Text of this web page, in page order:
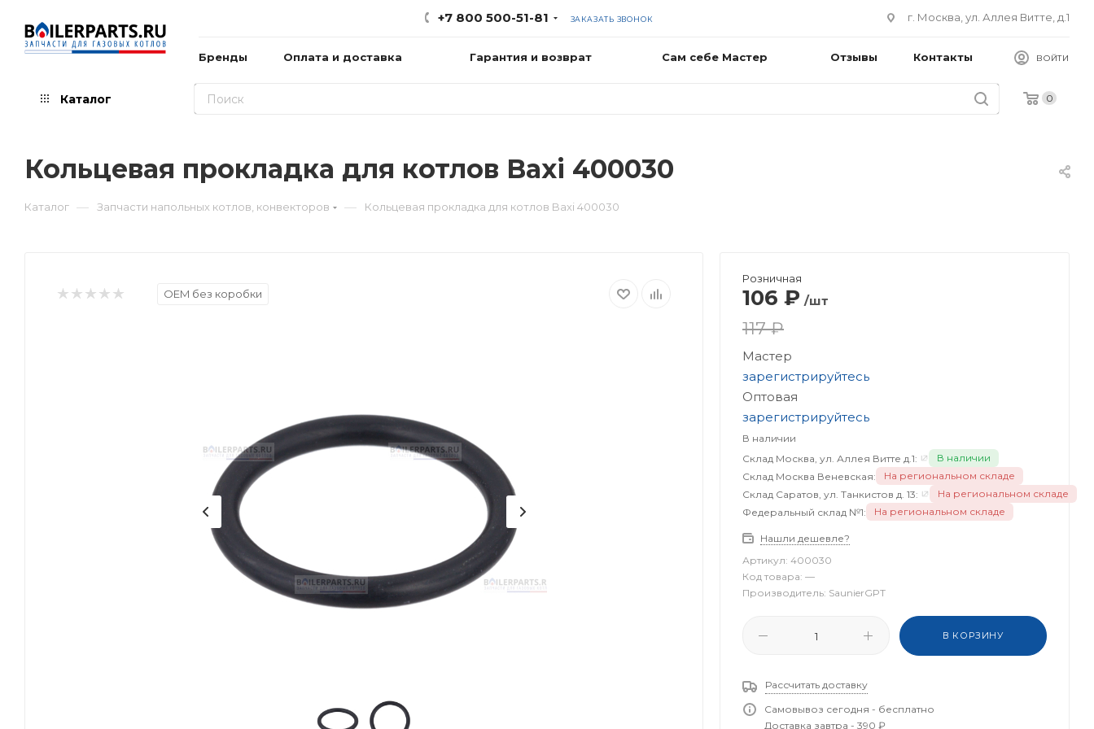
+7 800 500-51-81 ЗАКАЗАТЬ ЗВОНОК г. Москва, ул. Аллея Витте, д.1
Бренды Оплата и доставка Гарантия и возврат Сам себе Мастер Отзывы Контакты ВОЙТИ
Каталог 0
Кольцевая прокладка для котлов Baxi 400030
Каталог — Запчасти напольных котлов, конвекторов — Кольцевая прокладка для котлов Baxi 400030
OEM без коробки
Розничная
106 ₽ /шт
117 ₽
Мастер
зарегистрируйтесь
Оптовая
зарегистрируйтесь
В наличии
Склад Москва, ул. Аллея Витте д.1:
В наличии
Склад Москва Веневская:
На региональном складе
Склад Саратов, ул. Танкистов д. 13:
На региональном складе
Федеральный склад №1:
На региональном складе
Нашли дешевле?
Артикул: 400030
Код товара: —
Производитель: SaunierGPT
В КОРЗИНУ
Рассчитать доставку
Самовывоз сегодня - бесплатно
Доставка завтра - 390 ₽